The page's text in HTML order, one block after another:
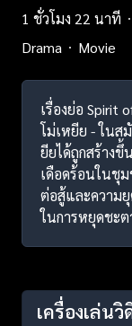
1 ชั่วโมง 22 นาที
Drama
Movie
เรื่องย่อ Spirit
โม่เหยีย - ในส
ยียได้ถูกสร้าง
เดือดร้อนในชุ
ต่อสู้และความ
ในการหยุดชะต
เครื่องเล่นวิ